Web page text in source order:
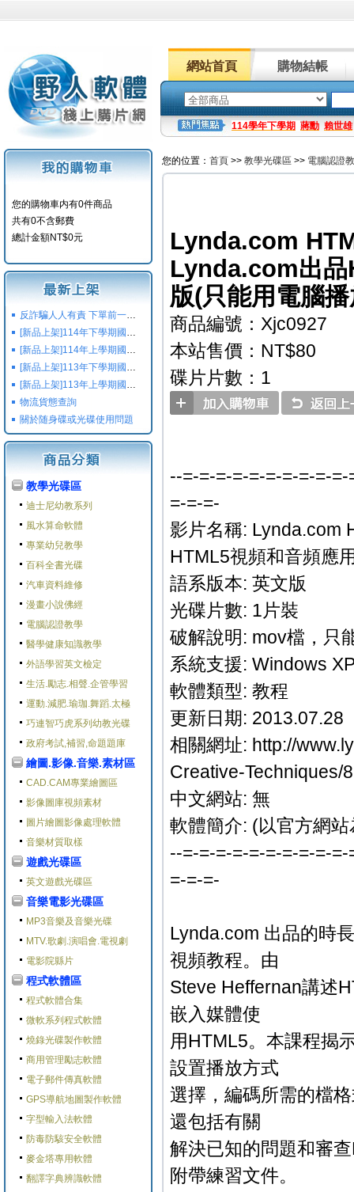
網站首頁 購物結帳
114學年下學期 蔣勳 賴世雄
您的購物車内有0件商品
共有0不含郵費
總計金額NT$0元
反詐騙人人有責 下單前一定要注意
[新品上架]114年下學期國小國中高中命題光碟,校用卷,習作
[新品上架]114年上學期國小國中高中命題光碟,校用卷,習作
[新品上架]113年下學期國小國中高中命題光碟,校用卷,習作
[新品上架]113年上學期國小國中高中命題光碟,校用卷,習作
物流貨態查詢
關於随身碟或光碟使用問題
教學光碟區
迪士尼幼教系列
風水算命軟體
專業幼兒教學
百科全書光碟
汽車資料維修
漫畫小說佛經
電腦認證教學
醫學健康知識教學
外語學習英文檢定
生活.勵志.相聲.企管學習
運動.減肥.瑜珈.舞蹈.太極
巧連智巧虎系列幼教光碟
政府考試,補習,命題題庫
繪圖.影像.音樂.素材區
CAD.CAM專業繪圖區
影像圖庫視頻素材
圖片繪圖影像處理軟體
音樂材質取樣
遊戲光碟區
英文遊戲光碟區
音樂電影光碟區
MP3音樂及音樂光碟
MTV.歌劇.演唱會.電視劇
電影院縣片
程式軟體區
程式軟體合集
微軟系列程式軟體
燒錄光碟製作軟體
商用管理勵志軟體
電子郵件傳真軟體
GPS導航地圖製作軟體
字型輸入法軟體
防毒防駭安全軟體
麥金塔專用軟體
翻譯字典辨識軟體
您的位置： 首頁 >> 教學光碟區 >> 電腦認證
Lynda.com
Lynda.com出品
版(只能用電腦
商品編號：Xjc0927
本站售價：NT$80
碟片片數：1
--=-=-=-=-=-=-=-=-=-
=-=-=-
影片名稱: Lynda.com
HTML5視頻和音頻應
語系版本: 英文版
光碟片數: 1片裝
破解說明: mov檔，只
系統支援: Windows
軟體類型: 教程
更新日期: 2013.07.28
相關網址: http://
Creative-Techniques/
中文網站: 無
軟體簡介: (以官方網站
--=-=-=-=-=-=-=-=-=-
=-=-=-
Lynda.com 出品的時
視頻教程。由
Steve Heffernan講述
嵌入媒體使
用HTML5。本課程揭
設置播放方式
選擇，編碼所需的檔
還包括有關
解決已知的問題和審
附帶練習文件。